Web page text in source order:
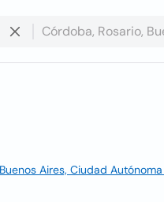
Aires, Ciudad